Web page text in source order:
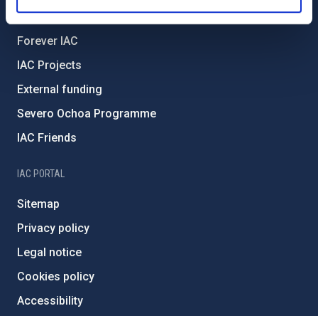
Environment and Sustainability
Forever IAC
IAC Projects
External funding
Severo Ochoa Programme
IAC Friends
IAC PORTAL
Sitemap
Privacy policy
Legal notice
Cookies policy
Accessibility